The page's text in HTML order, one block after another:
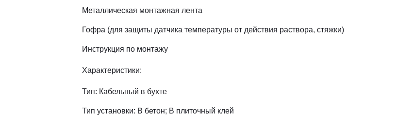
Металлическая монтажная лента
Гофра (для защиты датчика температуры от действия раствора, стяжки)
Инструкция по монтажу
Характеристики:
Тип: Кабельный в бухте
Тип установки: В бетон; В плиточный клей